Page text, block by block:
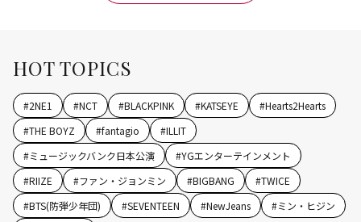
HOT TOPICS
#2NE1 #NCT #BLACKPINK #KATSEYE #Hearts2Hearts
#THE BOYZ #fantagio #ILLIT
#ミュージックバンク日本公演 #YGエンターテインメント
#RIIZE #ファン・ジョンミン #BIGBANG #TWICE
#BTS(防弾少年団) #SEVENTEEN #NewJeans #ミン・ヒジン